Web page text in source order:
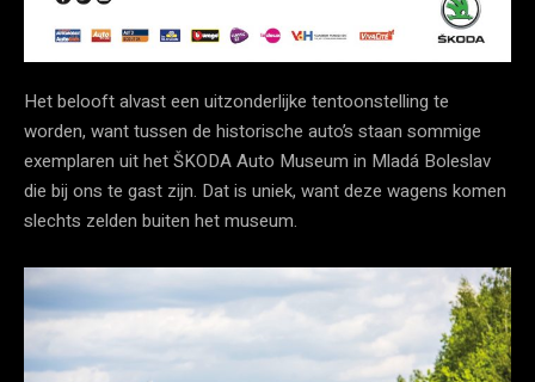
Het belooft alvast een uitzonderlijke tentoonstelling te
worden, want tussen de historische auto’s staan sommige
exemplaren uit het ŠKODA Auto Museum in Mladá Boleslav
die bij ons te gast zijn. Dat is uniek, want deze wagens komen
slechts zelden buiten het museum.